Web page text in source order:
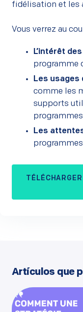
fidélisation et les
Vous verrez au
L’intérêt
programme
Les usages
comme les
supports
Les
Artículos que